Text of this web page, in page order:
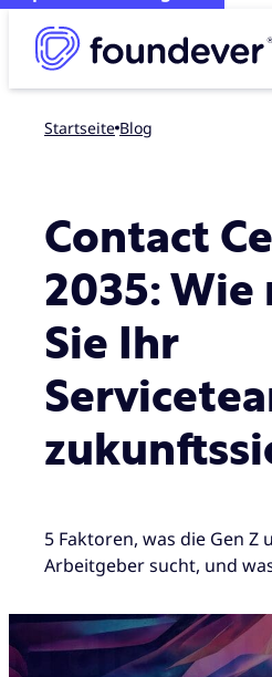
Startseite blog
Contact
2035: Wie
Sie Ihr
5 Faktoren, was die Gen Z
Arbeitgeber sucht, und